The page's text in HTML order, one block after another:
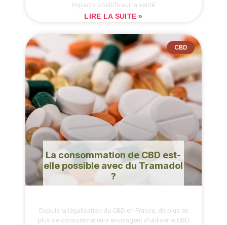
impacts positifs sur la santé
LIRE LA SUITE »
CBD
La consommation de CBD est-
elle possible avec du Tramadol
?
Depuis la légalisation du CBD en France, de plus en
plus de consommateurs envisagent d’utiliser le CBD